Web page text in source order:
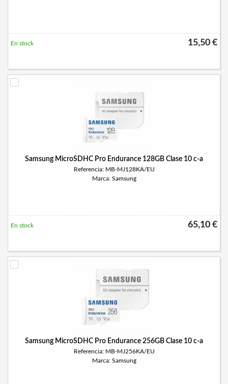
15,50 €
En stock
Samsung MicroSDHC Pro Endurance 128GB Clase 10 c-a
Referencia: MB-MJ128KA/EU
Marca: Samsung
65,10 €
En stock
Samsung MicroSDHC Pro Endurance 256GB Clase 10 c-a
Referencia: MB-MJ256KA/EU
Marca: Samsung